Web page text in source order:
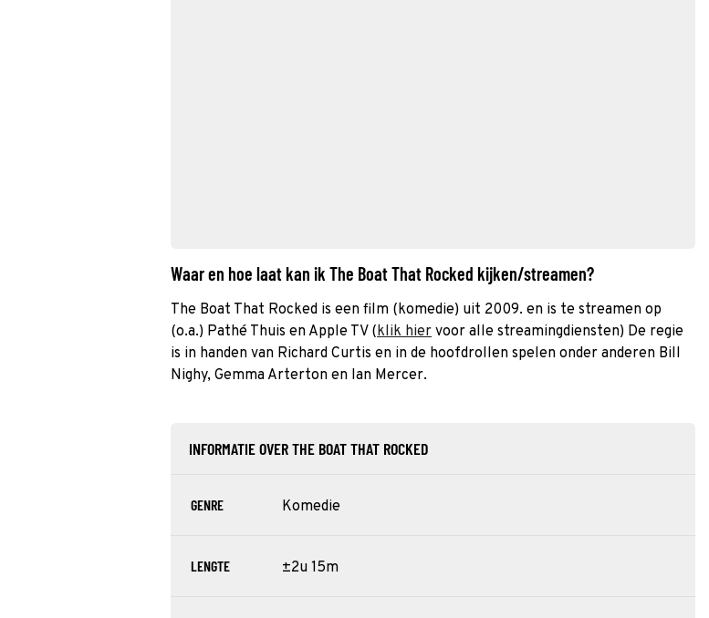
Waar en hoe laat kan ik The Boat That Rocked kijken/streamen?
The Boat That Rocked is een film (komedie) uit 2009. en is te streamen op
(o.a.) Pathé Thuis en Apple TV (klik hier voor alle streamingdiensten) De regie
is in handen van Richard Curtis en in de hoofdrollen spelen onder anderen Bill
Nighy, Gemma Arterton en Ian Mercer.
INFORMATIE OVER THE BOAT THAT ROCKED
GENRE Komedie
LENGTE ±2u 15m